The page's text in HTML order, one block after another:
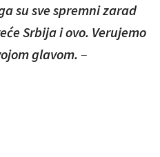
susvespremnizarad
ćeSrbijaiovo. Verujemo
glavom. –